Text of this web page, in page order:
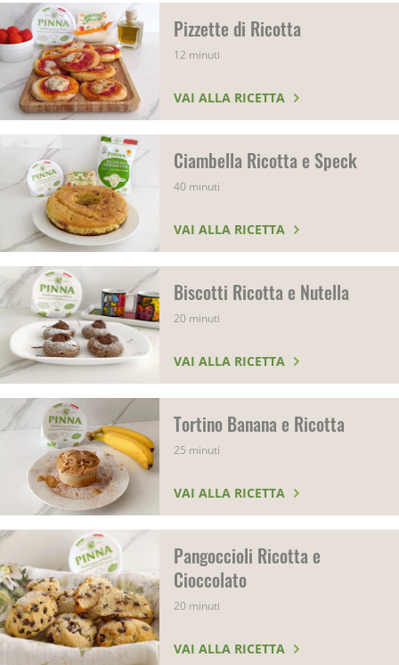
Pizzette di Ricotta
12 minuti
VAI ALLA RICETTA
Ciambella Ricotta e Speck
40 minuti
VAI ALLA RICETTA
Biscotti Ricotta e Nutella
20 minuti
VAI ALLA RICETTA
Tortino Banana e Ricotta
25 minuti
VAI ALLA RICETTA
Pangoccioli Ricotta e
Cioccolato
20 minuti
VAI ALLA RICETTA